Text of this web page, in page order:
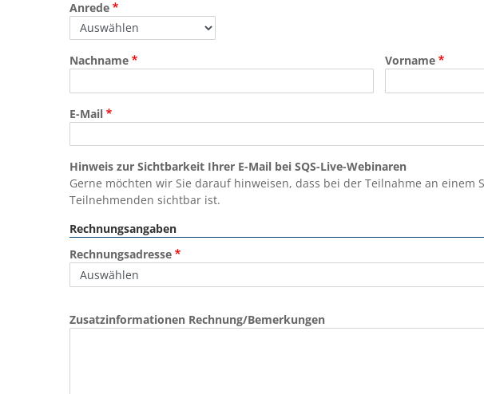
Anrede
Nachname Vorname
E-Mail
Hinweis zur Sichtbarkeit Ihrer E-Mail bei SQS-Live-Webinaren
Gerne möchten wir Sie darauf hinweisen, dass bei der Teilnahme an
Teilnehmenden sichtbar ist.
Rechnungsangaben
Rechnungsadresse
Zusatzinformationen Rechnung/Bemerkungen